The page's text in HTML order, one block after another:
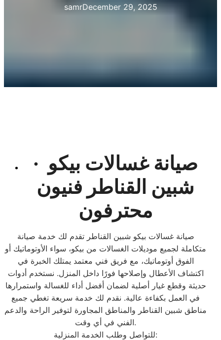
samrDecember 29, 2025
· صيانة غسالات بيكو
شبين القناطر فنيون
محترفون
صيانة غسالات بيكو شبين القناطر تقدم لك خدمة صيانة
متكاملة لجميع موديلات الغسالات من بيكو، سواء الأوتوماتيك أو
الفوق أوتوماتيك، مع فريق فني معتمد يمتلك الخبرة في
اكتشاف الأعطال وإصلاحها فورًا داخل المنزل. نستخدم أدوات
حديثة وقطع غيار أصلية لضمان أفضل أداء للغسالة واستمرارها
في العمل بكفاءة عالية. نقدم لك خدمة سريعة تغطي جميع
مناطق شبين القناطر والمناطق المجاورة لتوفير الراحة والدعم
الفني في أي وقت.
للتواصل وطلب الخدمة المنزلية: